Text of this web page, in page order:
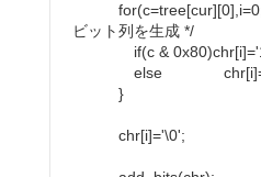
ビット列を生成 */
if(c &
else
}
chr[i]='\0';